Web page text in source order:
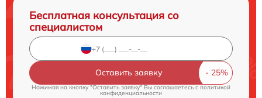
Бесплатная консультация со
специалистом
Оставить заявку
Нажимая на кнопку "Оставить заявку" Вы соглашаетесь c политикой
конфиденциальности